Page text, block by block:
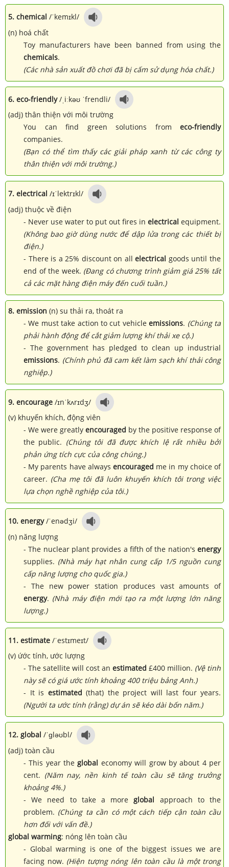
5. chemical /ˈkemɪkl/
(n) hoá chất
Toy manufacturers have been banned from using the
chemicals.
(Các nhà sản xuất đồ chơi đã bị cấm sử dụng hóa chất.)
6. eco-friendly/ˌiːkəʊ ˈfrendli/
(adj) thân thiện với môi trường
You can find green solutions from eco-friendly
companies.
(Bạn có thể tìm thấy các giải pháp xanh từ các công ty
thân thiện với môi trường.)
7. electrical /ɪˈlektrɪkl/
(adj) thuộc về điện
- Never use water to put out fires in electrical equipment.
(Không bao giờ dùng nước để dập lửa trong các thiết bị
điện.)
- There is a 25% discount on allelectrical goods until the
end of the week. (Đang có chương trình giảm giá 25% tất
cả các mặt hàng điện máy đến cuối tuần.)
8. emission (n) su thải ra, thoát ra
- We must take action to cut vehicleemissions. (Chúng ta
phải hành động để cắt giảm lượng khí thải xe cộ.)
- The government has pledged to clean up industrial
emissions. (Chính phủ đã cam kết làm sạch khí thải công
nghiệp.)
9. encourage /ɪnˈkʌrɪdʒ/
(v) khuyến khích, động viên
- We were greatly encouraged by the positive response of
the public. (Chúng tôi đã được khích lệ rất nhiều bởi
phản ứng tích cực của công chúng.)
- My parents have always encouraged me in my choice of
career. (Cha mẹ tôi đã luôn khuyến khích tôi trong việc
lựa chọn nghề nghiệp của tôi.)
10. energy/ˈenədʒi/
(n) năng lượng
- The nuclear plant provides a fifth of the nation's energy
supplies. (Nhà máy hạt nhân cung cấp 1/5 nguồn cung
cấp năng lượng cho quốc gia.)
- The new power station produces vast amounts of
energy. (Nhà máy điện mới tạo ra một lượng lớn năng
lượng.)
11. estimate /ˈestɪmeɪt/
(v) ứớc tính, ước lượng
- The satellite will cost an estimated £400 million. (Vệ tinh
này sẽ có giá ước tính khoảng 400 triệu bảng Anh.)
- It is estimated (that) the project will last four years.
(Người ta ước tính (rằng) dự án sẽ kéo dài bốn năm.)
12. global /ˈɡləʊbl/
(adj) toàn cầu
- This year the global economy will grow by about 4 per
cent. (Năm nay, nền kinh tế toàn cầu sẽ tăng trưởng
khoảng 4%.)
- We need to take a more global approach to the
problem. (Chúng ta cần có một cách tiếp cận toàn cầu
hơn đối với vấn đề.)
global warming: nóng lên toàn cầu
- Global warming is one of the biggest issues we are
facing now. (Hiện tượng nóng lên toàn cầu là một trong